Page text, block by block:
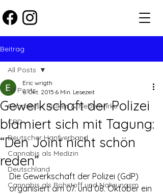
Beitrag
All Posts
Cannabis - Risiken & Nebenwirku
CBD
Deutscher Hanfverband
Cannabis als Medizin
Deutschland
Cannabis als Rohstoff und Nahrungsm
All Posts
Gewerkschaft der Polizei
blamiert sich mit Tagung:
“Den Joint nicht schön
reden”
Eric wrigth
6. Okt. 2015 6 Min. Lesezeit
Die Gewerkschaft der Polizei (GdP)
organisiert am 07. und 08. Oktober ein